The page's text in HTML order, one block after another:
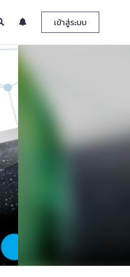
เข้าสู่ระบบ